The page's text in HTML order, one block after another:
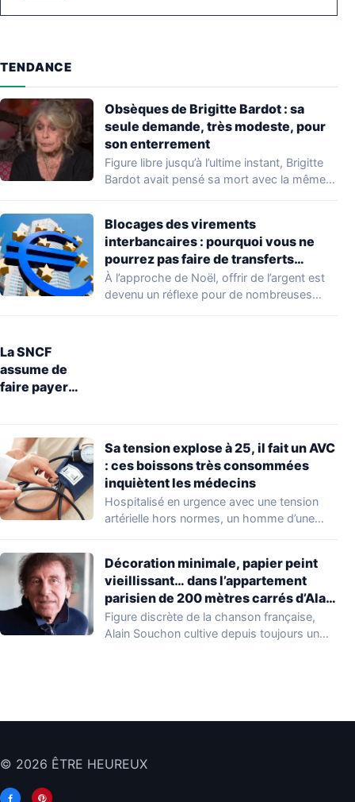
TENDANCE
Obsèques de Brigitte Bardot : sa
seule demande, très modeste, pour
son enterrement
Figure libre jusqu’à l’ultime instant, Brigitte
Bardot avait pensé sa mort avec la même…
Blocages des virements
interbancaires : pourquoi vous ne
pourrez pas faire de transferts
jusqu’à lundi 29 décembre
À l’approche de Noël, offrir de l’argent est
devenu un réflexe pour de nombreuses…
La SNCF
assume de
faire payer
restitution
d’objets
perdus dans le
train
Sa tension explose à 25, il fait un AVC
: ces boissons très consommées
inquiètent les médecins
Hospitalisé en urgence avec une tension
artérielle hors normes, un homme d’une
Décoration minimale, papier peint
vieillissant… dans l’appartement
parisien de 200 mètres carrés d’Alain
Souchon
Figure discrète de la chanson française,
Alain Souchon cultive depuis toujours un
© 2026 ÊTRE HEUREUX